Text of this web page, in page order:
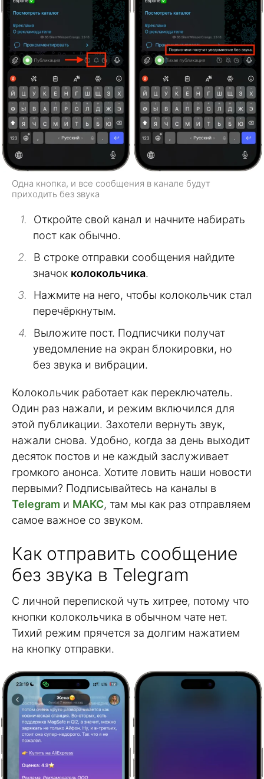
Одна кнопка, и все сообщения в канале будут
приходить без звука
Откройте свой канал и начните набирать
пост как обычно.
В строке отправки сообщения найдите
значок колокольчика.
Нажмите на него, чтобы колокольчик стал
перечёркнутым.
Выложите пост. Подписчики получат
уведомление на экран блокировки, но
без звука и вибрации.
Колокольчик работает как переключатель.
Один раз нажали, и режим включился для
этой публикации. Захотели вернуть звук,
нажали снова. Удобно, когда за день выходит
десяток постов и не каждый заслуживает
громкого анонса. Хотите ловить наши новости
первыми? Подписывайтесь на каналы в
Telegram и МАКС, там мы как раз отправляем
самое важное со звуком.
Как отправить сообщение
без звука в Telegram
С личной перепиской чуть хитрее, потому что
кнопки колокольчика в обычном чате нет.
Тихий режим прячется за долгим нажатием
на кнопку отправки.